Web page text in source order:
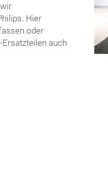
Hier
oder
auch